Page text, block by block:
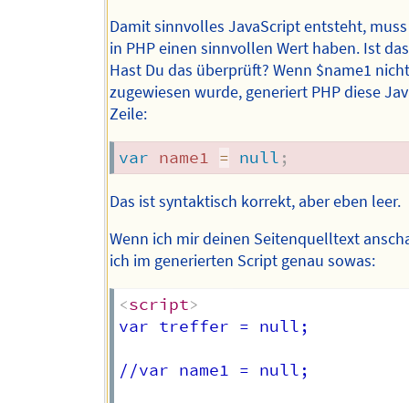
Damit sinnvolles JavaScript entsteht,
in PHP einen sinnvollen Wert haben. Ist
Hast Du das überprüft? Wenn $name1
zugewiesen wurde, generiert PHP diese
Zeile:
var name1 = null ;
Das ist syntaktisch korrekt, aber eben leer.
Wenn ich mir deinen Seitenquelltext
ich im generierten Script genau sowas:
<script>
var treffer = null;
//var name1 = null;